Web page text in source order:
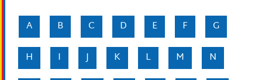
A B C D E F
G
H
I J K L M
N